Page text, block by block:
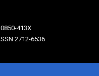
413X
2712-6536